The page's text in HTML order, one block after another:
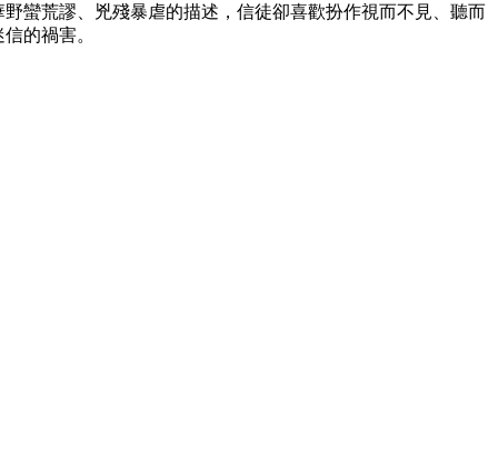
蠻荒謬、兇殘暴虐的描述，信徒卻喜歡扮作視而不見、聽而
的禍害。